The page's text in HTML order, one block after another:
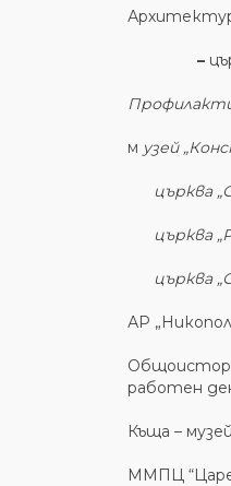
–
м узей
църква
църква
църква
АР
работен
Къща –
ММПЦ